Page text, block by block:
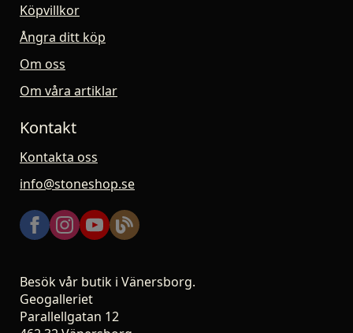
Köpvillkor
Ångra ditt köp
Om oss
Om våra artiklar
Kontakt
Kontakta oss
info@stoneshop.se
Besök vår butik i Vänersborg.
Geogalleriet
Parallellgatan 12